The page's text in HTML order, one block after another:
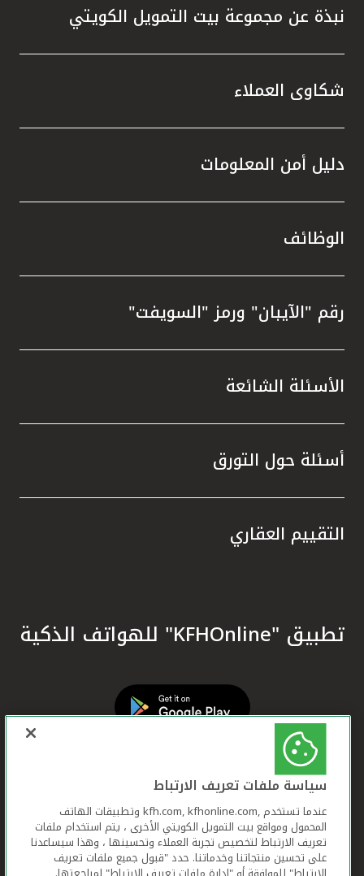
نبذة عن مجموعة بيت التمويل الكويتي
شكاوى العملاء
دليل أمن المعلومات
الوظائف
رقم "الآيبان" ورمز "السويفت"
الأسئلة الشائعة
أسئلة حول التورق
التقييم العقاري
تطبيق "KFHOnline" للهواتف الذكية
سياسة ملفات تعريف الارتباط
عندما تستخدم ,kfh.com, kfhonline.com وتطبيقات الهاتف
المحمول ومواقع بيت التمويل الكويتي الأخرى ، يتم استخدام ملفات
تعريف الارتباط لتخصيص تجربة العملاء وتحسينها ، وهذا سيساعدنا
على تحسين منتجاتنا وخدماتنا. حدد "قبول جميع ملفات تعريف